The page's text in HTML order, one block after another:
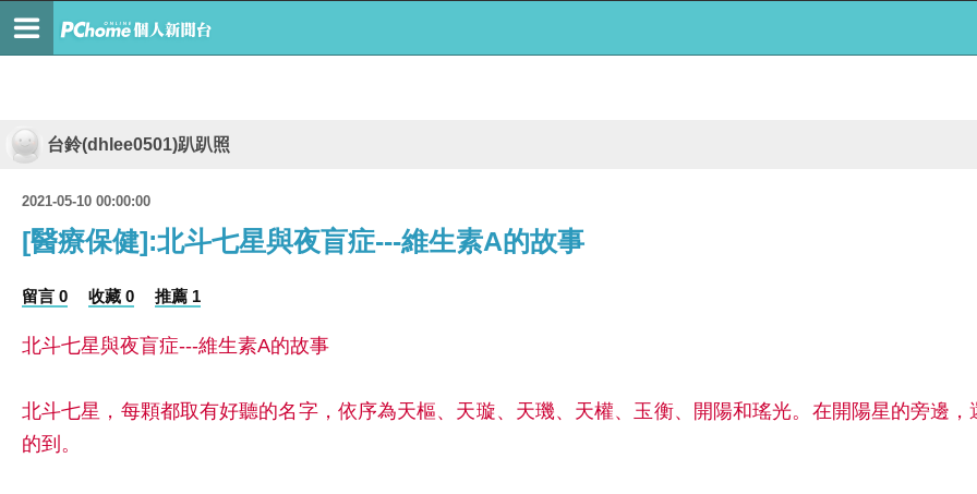
台鈴(dhlee0501)趴趴照
2021-05-10 00:00:00
[醫療保健]:北斗七星與夜盲症---維生素A的故事
留言 0 收藏 0 推薦 1
北斗七星與夜盲症---維生素A的故事
北斗七星，每顆都取有好聽的名字，依序為天樞、天璇、天璣、天權、玉衡、開陽和瑤光。在開陽星的旁邊
的到。